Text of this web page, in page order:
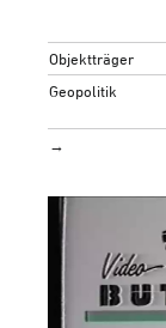
Objektträger
Geopolitik
→